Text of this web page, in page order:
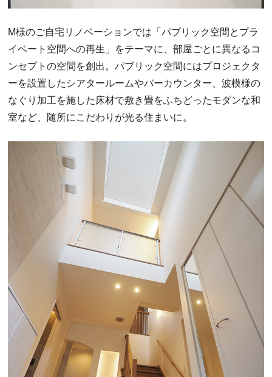
М様のご自宅リノベーションでは「パブリック空間とプラ
イベート空間への再生」をテーマに、部屋ごとに異なるコ
ンセプトの空間を創出。パブリック空間にはプロジェクタ
ーを設置したシアタールームやバーカウンター、波模様の
なぐり加工を施した床材で敷き畳をふちどったモダンな和
室など、随所にこだわりが光る住まいに。